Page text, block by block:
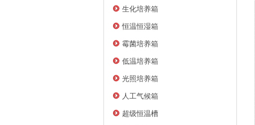
生化培养箱
恒温恒湿箱
霉菌培养箱
低温培养箱
光照培养箱
人工气候箱
超级恒温槽